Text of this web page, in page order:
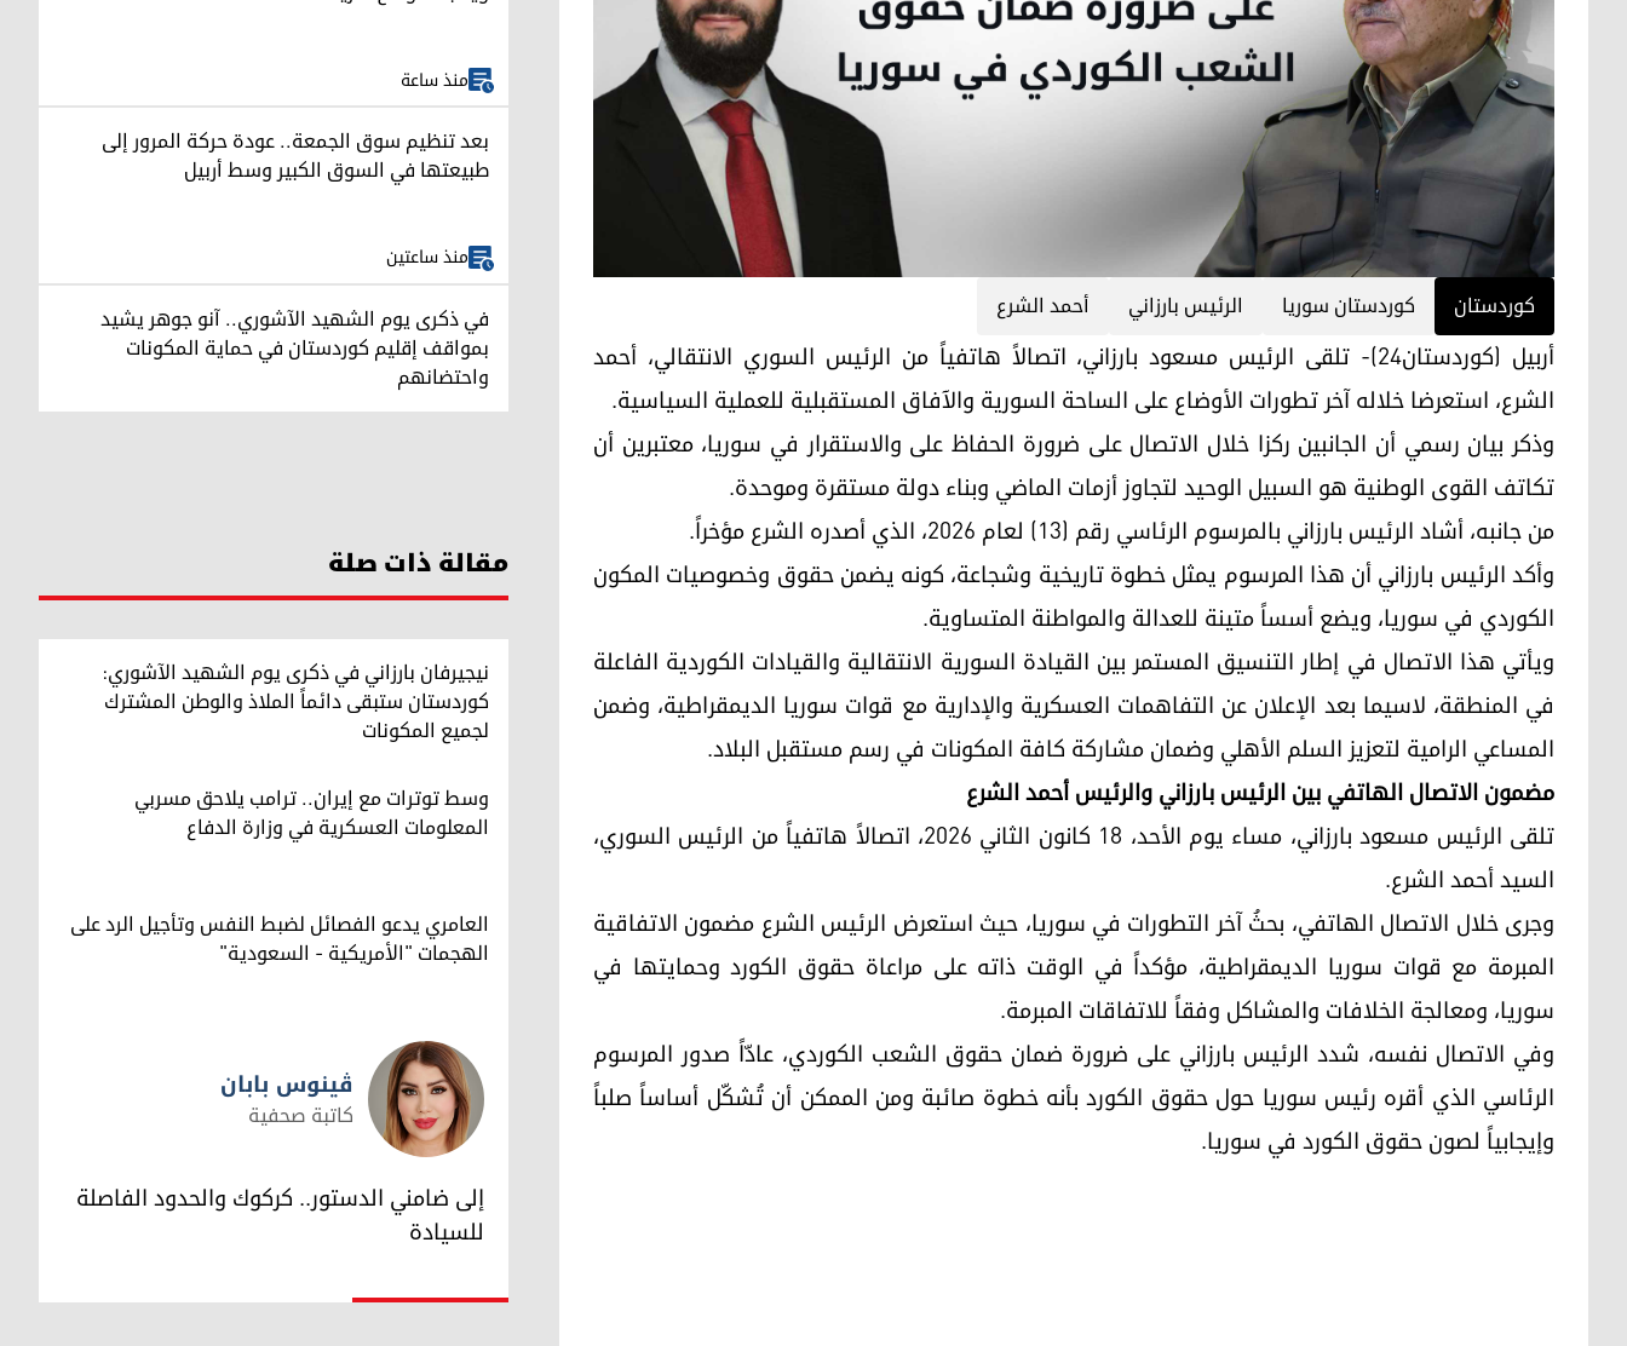
کوردستان كوردستان سوريا الرئيس بارزاني أحمد الشرع
أربيل (كوردستان24)- تلقى الرئيس مسعود بارزاني، اتصالاً هاتفياً من الرئيس السوري الانتقالي، أحمد
الشرع، استعرضا خلاله آخر تطورات الأوضاع على الساحة السورية والآفاق المستقبلية للعملية السياسية.
وذكر بيان رسمي أن الجانبين ركزا خلال الاتصال على ضرورة الحفاظ على والاستقرار في سوريا، معتبرين أن
تكاتف القوى الوطنية هو السبيل الوحيد لتجاوز أزمات الماضي وبناء دولة مستقرة وموحدة.
من جانبه، أشاد الرئيس بارزاني بالمرسوم الرئاسي رقم (13) لعام 2026، الذي أصدره الشرع مؤخراً.
وأكد الرئيس بارزاني أن هذا المرسوم يمثل خطوة تاريخية وشجاعة، كونه يضمن حقوق وخصوصيات المكون
الكوردي في سوريا، ويضع أسساً متينة للعدالة والمواطنة المتساوية.
ويأتي هذا الاتصال في إطار التنسيق المستمر بين القيادة السورية الانتقالية والقيادات الكوردية الفاعلة
في المنطقة، لاسيما بعد الإعلان عن التفاهمات العسكرية والإدارية مع قوات سوريا الديمقراطية، وضمن
المساعي الرامية لتعزيز السلم الأهلي وضمان مشاركة كافة المكونات في رسم مستقبل البلاد.
مضمون الاتصال الهاتفي بين الرئيس بارزاني والرئيس أحمد الشرع
تلقى الرئيس مسعود بارزاني، مساء يوم الأحد، 18 كانون الثاني 2026، اتصالاً هاتفياً من الرئيس السوري،
السيد أحمد الشرع.
وجرى خلال الاتصال الهاتفي، بحثُ آخر التطورات في سوريا، حيث استعرض الرئيس الشرع مضمون الاتفاقية
المبرمة مع قوات سوريا الديمقراطية، مؤكداً في الوقت ذاته على مراعاة حقوق الكورد وحمايتها في
سوريا، ومعالجة الخلافات والمشاكل وفقاً للاتفاقات المبرمة.
وفي الاتصال نفسه، شدد الرئيس بارزاني على ضرورة ضمان حقوق الشعب الكوردي، عادّاً صدور المرسوم
الرئاسي الذي أقره رئيس سوريا حول حقوق الكورد بأنه خطوة صائبة ومن الممكن أن تُشكّل أساساً صلباً
وإيجابياً لصون حقوق الكورد في سوريا.
منذ ساعة
بعد تنظيم سوق الجمعة.. عودة حركة المرور إلى
طبيعتها في السوق الكبير وسط أربيل
منذ ساعتين
في ذكرى يوم الشهيد الآشوري.. آنو جوهر يشيد
بمواقف إقليم كوردستان في حماية المكونات
واحتضانهم
مقالة ذات صلة
نيجيرفان بارزاني في ذكرى يوم الشهيد الآشوري:
كوردستان ستبقى دائماً الملاذ والوطن المشترك
لجميع المكونات
وسط توترات مع إيران.. ترامب يلاحق مسربي
المعلومات العسكرية في وزارة الدفاع
العامري يدعو الفصائل لضبط النفس وتأجيل الرد على
الهجمات "الأمريكية - السعودية"
ڤینوس بابان
ڤینوس بابان
كاتبة صحفية
إلى ضامني الدستور.. كركوك والحدود الفاصلة
للسيادة